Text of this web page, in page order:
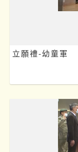
立願禮-幼童軍